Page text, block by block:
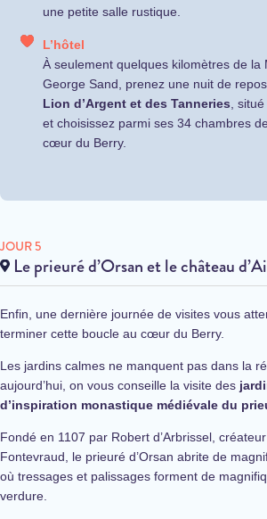
une petite salle rustique.
L’hôtel
À seulement quelques kilomètres de la
George Sand, prenez une nuit de
Lion d’Argent et des Tanneries ,
et choisissez parmi ses 34 chambres
cœur du Berry.
JOUR 5
Le prieuré d’Orsan et le château
Enfin, une dernière journée de visites vous
terminer cette boucle au cœur du Berry.
Les jardins calmes ne manquent pas dans la
aujourd’hui, on vous conseille la visite des
d’inspiration monastique médiévale du
Fondé en 1107 par Robert d’Arbrissel,
Fontevraud, le prieuré d’Orsan abrite de
où tressages et palissages forment de
verdure.